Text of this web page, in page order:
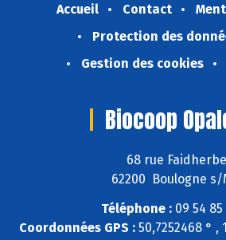
Accueil Contact
Protection des
Gestion des cookies
Biocoop
68 rue Faidherbe
62200 Boulogne s/
Téléphone :09 54 85
Coordonnées GPS : 50,7252468 ° ,